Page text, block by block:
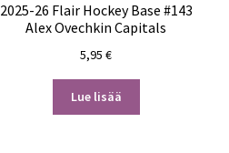
2025-26 Flair Hockey Base #143
Alex Ovechkin Capitals
5,95€
Lue lisää